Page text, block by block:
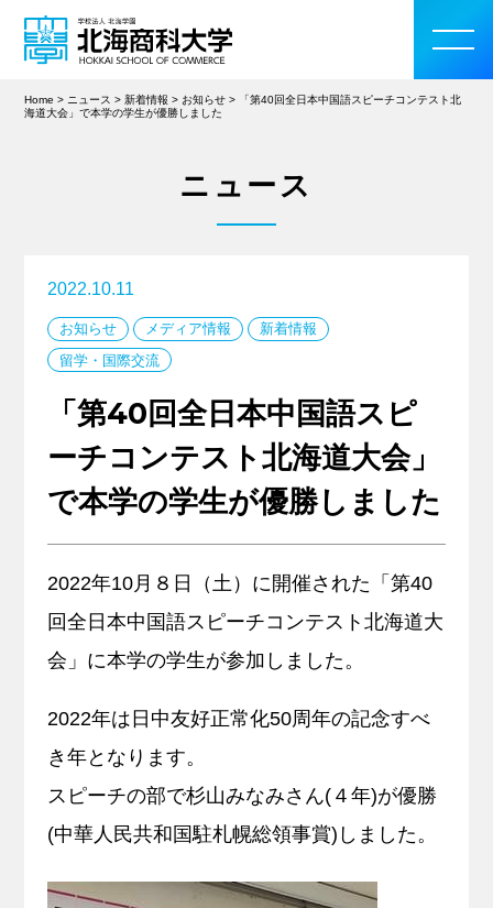
入学案内
教育・研究活動
学生生活
留学・国際交流
キャリア支援
サイトマッププライバシーポリシー教員人事
Home > ニュース >新着情報 > お知らせ >
「第40回全日本中国語スピーチコンテスト北
海道大会」で本学の学生が優勝しました
ニュース
2022.10.11
お知らせ メディア情報
新着情報
留学・国際交流
「第40回全日本中国語スピ
ーチコンテスト北海道大会」
で本学の学生が優勝しました
2022年10月８日（土）に開催された「第40
回全日本中国語スピーチコンテスト北海道大
会」に本学の学生が参加しました。
2022年は日中友好正常化50周年の記念すべ
き年となります。
スピーチの部で杉山みなみさん(４年)が優勝
(中華人民共和国駐札幌総領事賞)しました。